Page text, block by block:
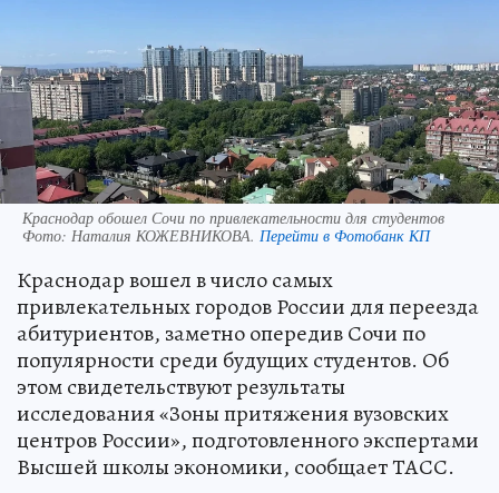
Краснодар обошел Сочи по привлекательности для студентов
Фото: Наталия КОЖЕВНИКОВА. Перейти в Фотобанк КП
Краснодар вошел в число самых
привлекательных городов России для переезда
абитуриентов, заметно опередив Сочи по
популярности среди будущих студентов. Об
этом свидетельствуют результаты
исследования «Зоны притяжения вузовских
центров России», подготовленного экспертами
Высшей школы экономики, сообщает ТАСС.